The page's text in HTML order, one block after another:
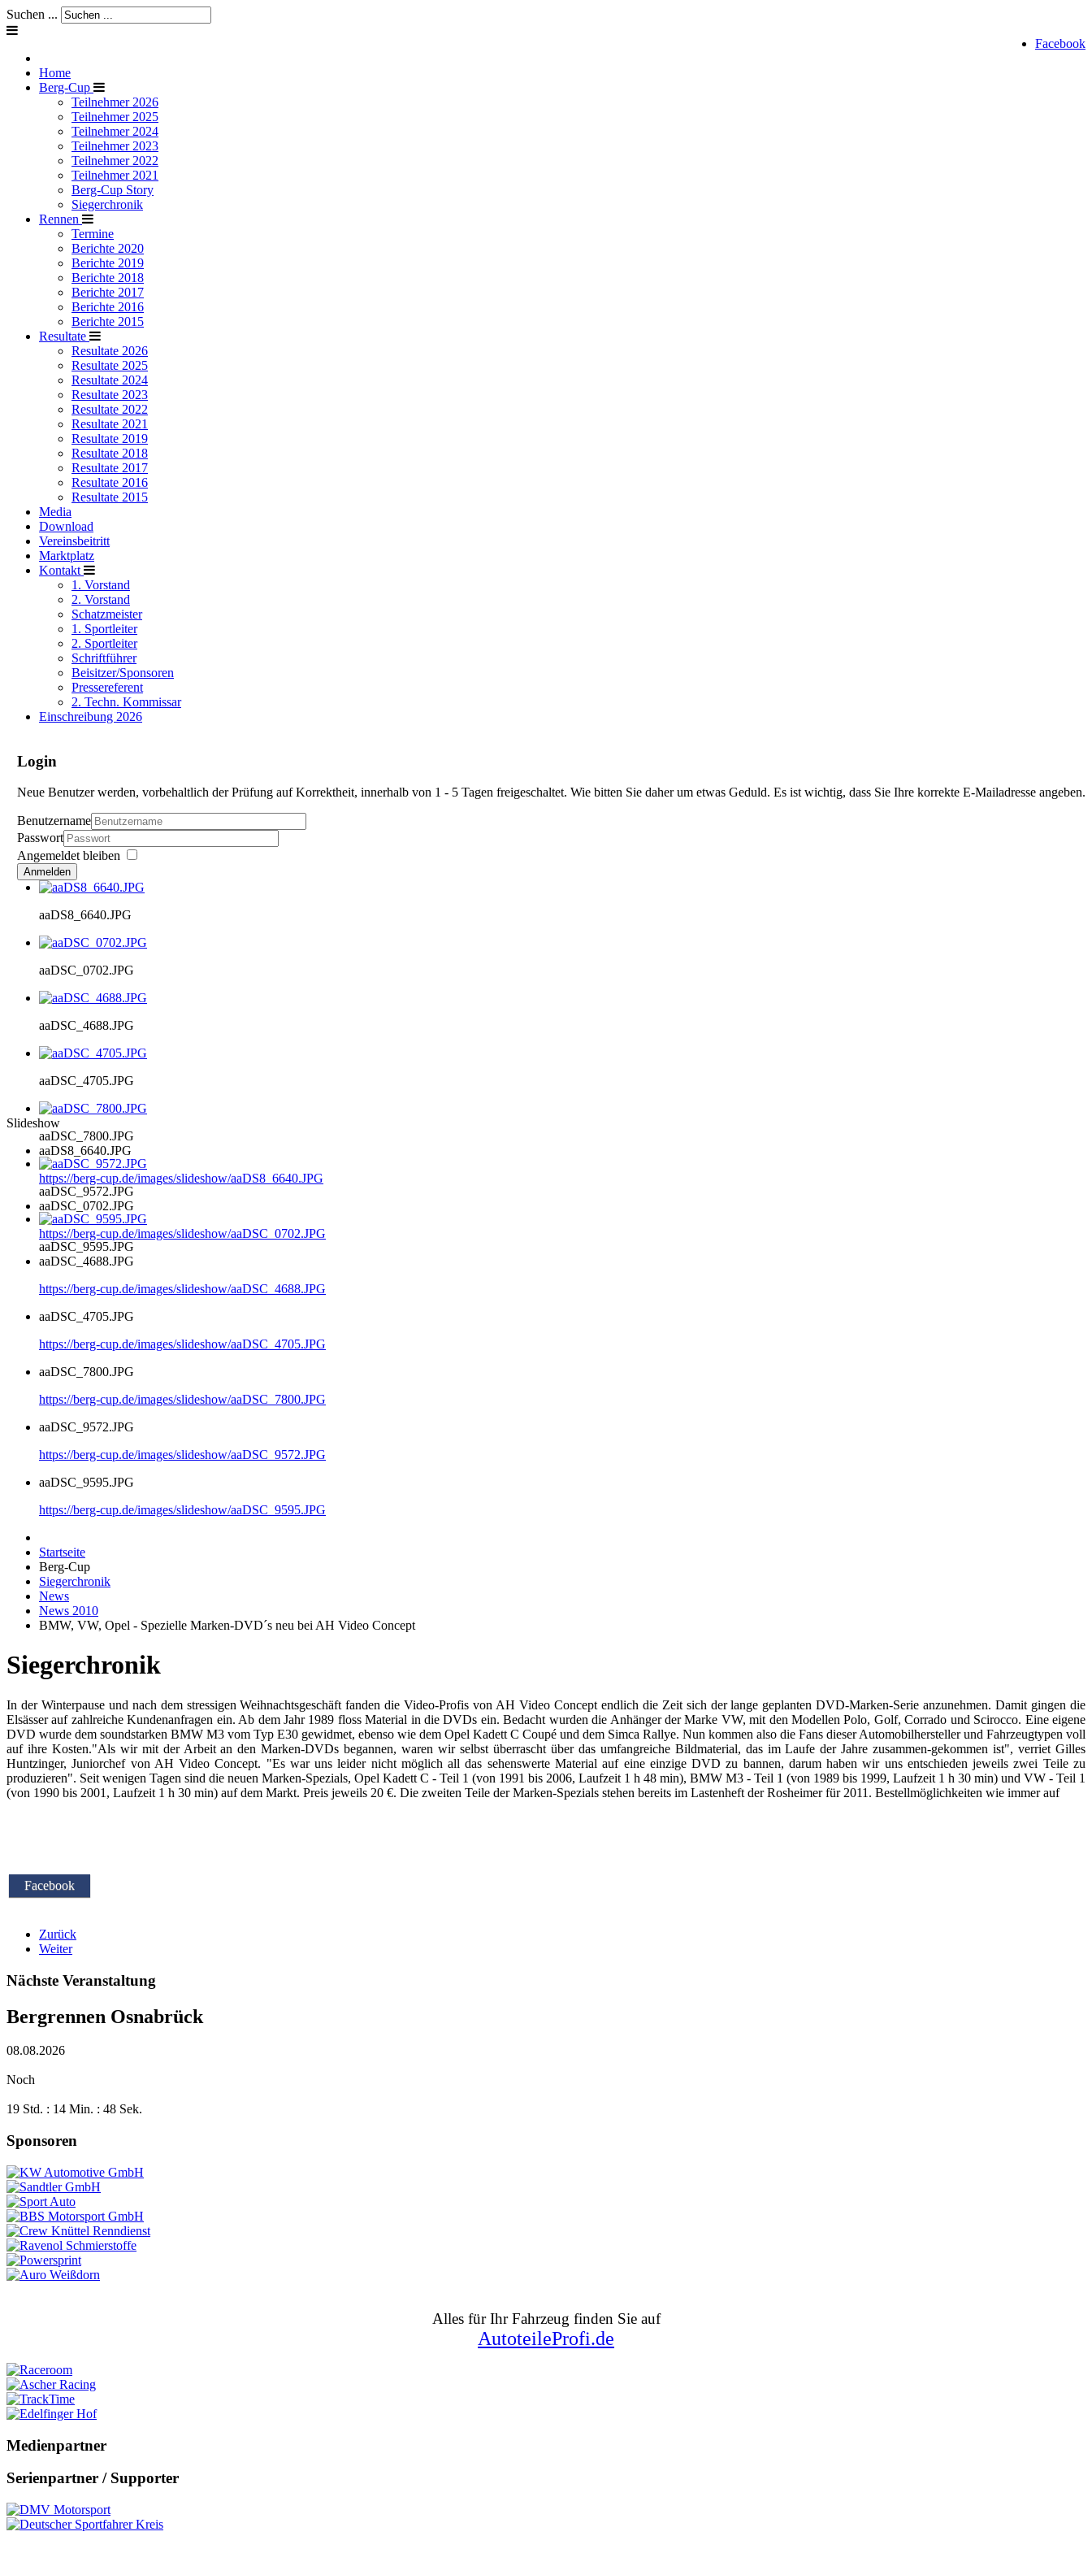
Suchen ...
Facebook
Home
Berg-Cup
Teilnehmer 2026
Teilnehmer 2025
Teilnehmer 2024
Teilnehmer 2023
Teilnehmer 2022
Teilnehmer 2021
Berg-Cup Story
Siegerchronik
Rennen
Termine
Berichte 2020
Berichte 2019
Berichte 2018
Berichte 2017
Berichte 2016
Berichte 2015
Resultate
Resultate 2026
Resultate 2025
Resultate 2024
Resultate 2023
Resultate 2022
Resultate 2021
Resultate 2019
Resultate 2018
Resultate 2017
Resultate 2016
Resultate 2015
Media
Download
Vereinsbeitritt
Marktplatz
Kontakt
1. Vorstand
2. Vorstand
Schatzmeister
1. Sportleiter
2. Sportleiter
Schriftführer
Beisitzer/Sponsoren
Pressereferent
2. Techn. Kommissar
Einschreibung 2026
Login
Neue Benutzer werden, vorbehaltlich der Prüfung auf Korrektheit, innerhalb von 1 - 5 Tagen freigeschaltet. Wie bitten Sie daher um etwas Geduld. Es ist wichtig, dass Sie Ihre korrekte E-Mailadresse angeben.
Benutzername
Passwort
Angemeldet bleiben
Anmelden
aaDS8_6640.JPG
aaDSC_0702.JPG
aaDSC_4688.JPG
aaDSC_4705.JPG
aaDSC_7800.JPG
aaDSC_9572.JPG
aaDSC_9595.JPG
Slideshow
aaDS8_6640.JPG
https://berg-cup.de/images/slideshow/aaDS8_6640.JPG
aaDSC_0702.JPG
https://berg-cup.de/images/slideshow/aaDSC_0702.JPG
aaDSC_4688.JPG
https://berg-cup.de/images/slideshow/aaDSC_4688.JPG
aaDSC_4705.JPG
https://berg-cup.de/images/slideshow/aaDSC_4705.JPG
aaDSC_7800.JPG
https://berg-cup.de/images/slideshow/aaDSC_7800.JPG
aaDSC_9572.JPG
https://berg-cup.de/images/slideshow/aaDSC_9572.JPG
aaDSC_9595.JPG
https://berg-cup.de/images/slideshow/aaDSC_9595.JPG
Startseite
Berg-Cup
Siegerchronik
News
News 2010
BMW, VW, Opel - Spezielle Marken-DVD´s neu bei AH Video Concept
Siegerchronik
In der Winterpause und nach dem stressigen Weihnachtsgeschäft fanden die Video-Profis von AH Video Concept endlich die Zeit sich der lange geplanten DVD-Marken-Serie anzunehmen. Damit gingen die
Elsässer auf zahlreiche Kundenanfragen ein. Ab dem Jahr 1989 floss Material in die DVDs ein. Bedacht wurden die Anhänger der Marke VW, mit den Modellen Polo, Golf, Corrado und Scirocco. Eine eigene
DVD wurde dem soundstarken BMW M3 vom Typ E30 gewidmet, ebenso wie dem Opel Kadett C Coupé und dem Simca Rallye. Nun kommen also die Fans dieser Automobilhersteller und Fahrzeugtypen voll
auf ihre Kosten."Als wir mit der Arbeit an den Marken-DVDs begannen, waren wir selbst überrascht über das umfangreiche Bildmaterial, das im Laufe der Jahre zusammen-gekommen ist", verriet Gilles
Huntzinger, Juniorchef von AH Video Concept. "Es war uns leider nicht möglich all das sehenswerte Material auf eine einzige DVD zu bannen, darum haben wir uns entschieden jeweils zwei Teile zu
produzieren". Seit wenigen Tagen sind die neuen Marken-Spezials, Opel Kadett C - Teil 1 (von 1991 bis 2006, Laufzeit 1 h 48 min), BMW M3 - Teil 1 (von 1989 bis 1999, Laufzeit 1 h 30 min) und VW - Teil 1
(von 1990 bis 2001, Laufzeit 1 h 30 min) auf dem Markt. Preis jeweils 20 €. Die zweiten Teile der Marken-Spezials stehen bereits im Lastenheft der Rosheimer für 2011. Bestellmöglichkeiten wie immer auf
Facebook
Zurück
Weiter
Nächste Veranstaltung
Bergrennen Osnabrück
08.08.2026
Noch
19 Std. : 14 Min. : 47 Sek.
Sponsoren
Alles für Ihr Fahrzeug finden Sie auf
AutoteileProfi.de
Medienpartner
Serienpartner / Supporter